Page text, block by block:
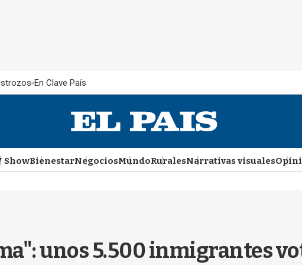
En Clave País
ShowBienestarNegociosMundoRuralesNarrativas visuales
unos 5.500 inmigrantes